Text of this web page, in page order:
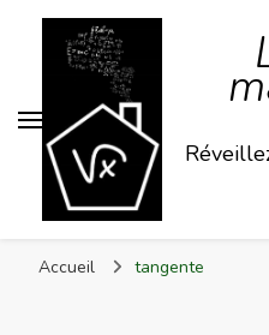
Accueil tangente